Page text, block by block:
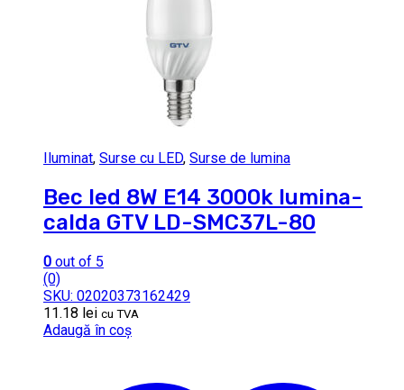
Iluminat, Surse cu LED, Surse de lumina
Bec led 8W E14 3000k lumina-
calda GTV LD-SMC37L-80
0 out of 5
(0)
SKU: 02020373162429
11.18 lei cu TVA
Adaugă în coș